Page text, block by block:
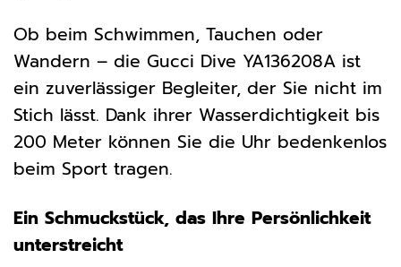
Ob beim Schwimmen, Tauchen oder
Wandern – die Gucci Dive YA136208A ist
ein zuverlässiger Begleiter, der Sie nicht im
Stich lässt. Dank ihrer Wasserdichtigkeit bis
200 Meter können Sie die Uhr bedenkenlos
beim Sport tragen.
Ein Schmuckstück, das Ihre Persönlichkeit
unterstreicht